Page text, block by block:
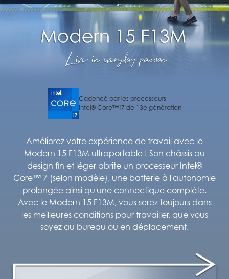
Cadencé par les processeurs
Intel® Core™ i7 de 13e génération
Améliorez votre expérience de travail avec le
Modern 15 F13M ultraportable ! Son châssis au
design fin et léger abrite un processeur Intel®
Core™ 7 (selon modèle), une batterie à l'autonomie
prolongée ainsi qu'une connectique complète.
Avec le Modern 15 F13M, vous serez toujours dans
les meilleures conditions pour travailler, que vous
soyez au bureau ou en déplacement.